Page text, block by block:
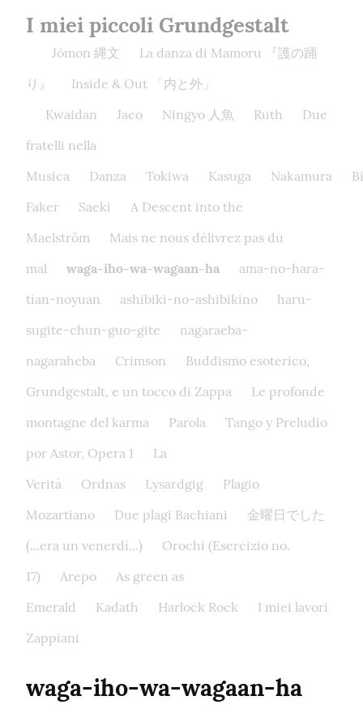
I miei piccoli Grundgestalt
Jōmon 縄文
La danza di Mamoru 『護の踊
り』
Inside & Out 「内と外」
Kwaidan
Jaco Ningyo 人魚 Ruth
Due
fratelli nella
Musica
Danza Tokiwa Kasuga Nakamura
Faker
Saeki
A Descent into the
Maelström
Mais ne nous délivrez pas du
mal
waga-iho-wa-wagaan-ha
ama-no-hara-
tian-noyuan
ashibiki-no-ashibikino
haru-
sugite-chun-guo-gite
nagaraeba-
nagaraheba
Crimson
Buddismo esoterico,
Grundgestalt, e un tocco di Zappa
Le profonde
montagne del karma
Parola
Tango y Preludio
por Astor, Opera 1
La
Verità
Ordnas Lysardgig
Plagio
Mozartiano
Due plagi Bachiani
金曜日でした
(...era un venerdì...)
Orochi (Esercizio no.
17)
Arepo
As green as
Emerald
Kadath Harlock Rock
I miei lavori
Zappiani
waga-iho-wa-wagaan-ha